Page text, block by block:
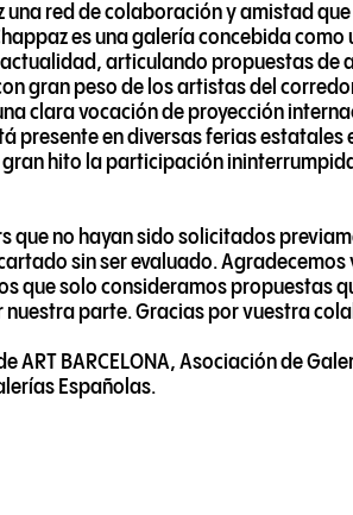
una red de colaboración y amistad
es una galería concebida
articulando propuestas de
gran peso de los artistas del
clara vocación de proyección
presente en diversas ferias estatales
hito la participación
que no hayan sido solicitados
sin ser evaluado. Agradecemos
que solo consideramos propuestas
parte. Gracias por vuestra
ART BARCELONA, Asociación de
Españolas.